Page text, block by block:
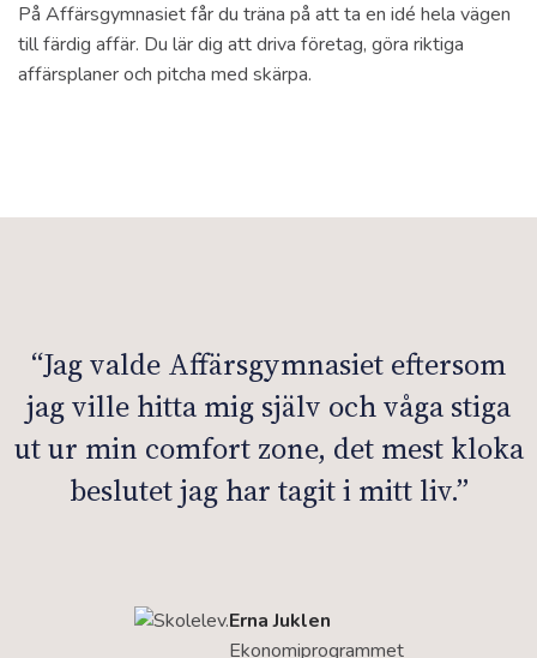
På Affärsgymnasiet får du träna på att ta en idé hela vägen
till färdig affär. Du lär dig att driva företag, göra riktiga
affärsplaner och pitcha med skärpa.
“Jag valde Affärsgymnasiet eftersom
jag ville hitta mig själv och våga stiga
ut ur min comfort zone, det mest kloka
beslutet jag har tagit i mitt liv.”
Erna Juklen
Ekonomiprogrammet